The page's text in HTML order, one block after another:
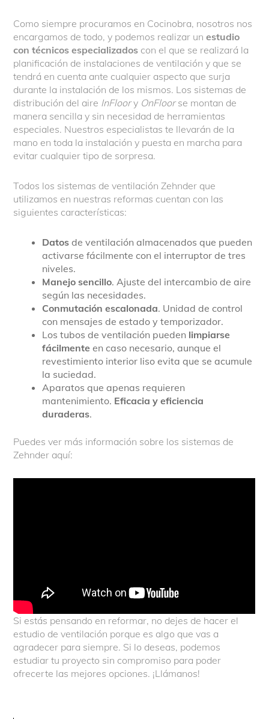
Como siempre procuramos en Cocinobra, nosotros nos
encargamos de todo, y podemos realizar unestudio
con técnicos especializados con el que se realizará la
planificación de instalaciones de ventilación y que se
tendrá en cuenta ante cualquier aspecto que surja
durante la instalación de los mismos. Los sistemas de
distribución del aire InFloory OnFloorse montan de
manera sencilla y sin necesidad de herramientas
especiales. Nuestros especialistas te llevarán de la
mano en toda la instalación y puesta en marcha para
evitar cualquier tipo de sorpresa.
Todos los sistemas de ventilación Zehnder que
utilizamos en nuestras reformas cuentan con las
siguientes características:
Datos de ventilación almacenados que pueden
activarse fácilmente con el interruptor de tres
niveles.
Manejo sencillo. Ajuste del intercambio de aire
según las necesidades.
Conmutación escalonada. Unidad de control
con mensajes de estado y temporizador.
Los tubos de ventilación pueden limpiarse
fácilmente en caso necesario, aunque el
revestimiento interior liso evita que se acumule
la suciedad.
Aparatos que apenas requieren
mantenimiento. Eficacia y eficiencia
duraderas.
Puedes ver más información sobre los sistemas de
Zehnder aquí:
Si estás pensando en reformar, no dejes de hacer el
estudio de ventilación porque es algo que vas a
agradecer para siempre. Si lo deseas, podemos
estudiar tu proyecto sin compromiso para poder
ofrecerte las mejores opciones. ¡Llámanos!